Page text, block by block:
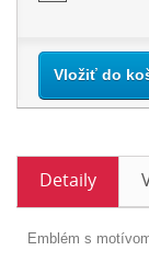
Vložiť do
Detaily
Emblém s